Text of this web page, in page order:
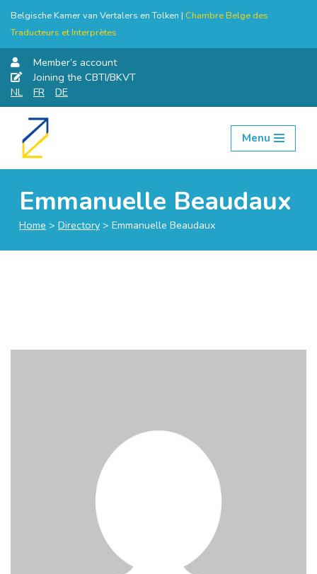
Belgische Kamer van Vertalers en Tolken | Chambre Belge des
Traducteurs et Interprètes
Member’s account
Joining the CBTI/BKVT
NL
FR DE
Skip
Menu
Emmanuelle Beaudaux
Home > Directory > Emmanuelle Beaudaux